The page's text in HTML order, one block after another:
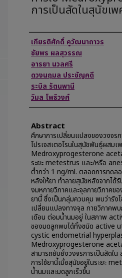
การเป็นสัดในสุนัขเพ
Authors
เกียรติศักดิ์ คูวัฒนาถาวร
ชัยพร ผลสุวรรณ
อารยา นวลศรี
ดวงนฤมล ประชัญคดี
ระบิล รัตนพานี
วิมล โพธิวงศ์
Abstract
ศึกษาการเปลี่ยนแปลงของวงจร
โปรเจสเตอโรนในสุนัขพันธุ์ผสม
Medroxyprogesterone
ระยะ metestrus และ/หรือ
ต่ำกว่า 1 ng/ml. ตลอดการทดล
หลังให้ยา ทําลายสุนัขหลังจากไ
งมหกายวิภาคและจุลกายวิภาคข
ยานี้ ซึ่งเป็นกลุ่มควบคุม พบว่ารัง
เปลี่ยนแปลงทางจุล กายวิภาคพ
เดือน ต่อมน้ำนมอยู่ ในสภาพ
ของมดลูกพบได้ทั้งชนิด active
cystic endometrial
Medroxyprogesterone
สามารถยับยั้งวงจรการเป็นสัดใ
การใช้ยานี้เมื่อสุนัขอยู่ในระยะ
น้ำนมและมดลูกเร็วขึ้น